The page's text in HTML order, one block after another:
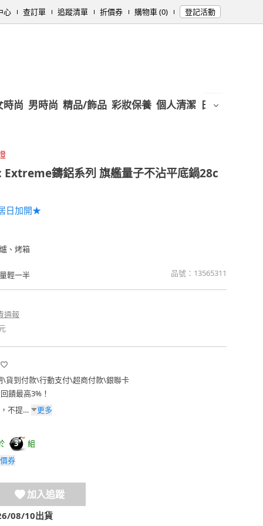
心 查訂單 追蹤清單 折價券 購物車 (0) 登記活動
時尚 男時尚 精品/飾品 彩妝保養 個人清潔 日用/紙品
Extreme鑄鋁系列 旗艦量子不沾平底鍋28c
日加開★
、烤箱
輕一半 品號： 13565311
通報
\貨到付款\行動支付\超商付款\銀聯卡
饋最高3%！
不提供
更多
3
組
券
加入追蹤
08/10出貨